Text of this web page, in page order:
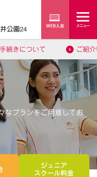
公園24
続きについて ご紹
なプランをご用意してお
ジュニア
スクール料金